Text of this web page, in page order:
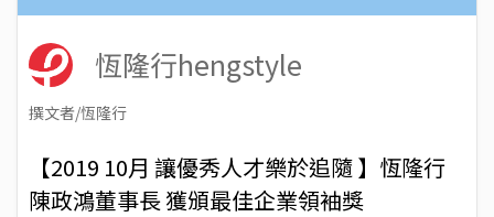
恆隆行hengstyle
撰文者/恆隆行
【2019 10月 讓優秀人才樂於追隨 】恆隆行
陳政鴻董事長 獲頒最佳企業領袖獎